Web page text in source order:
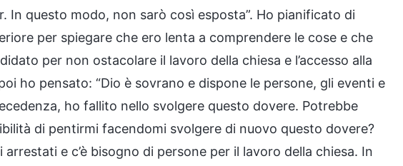
In questo modo, non sarò così esposta”. Ho pianificato di
per spiegare che ero lenta a comprendere le cose e che
per non ostacolare il lavoro della chiesa e l’accesso alla
ho pensato: “Dio è sovrano e dispone le persone, gli eventi e
ho fallito nello svolgere questo dovere. Potrebbe
di pentirmi facendomi svolgere di nuovo questo dovere?
e c’è bisogno di persone per il lavoro della chiesa. In